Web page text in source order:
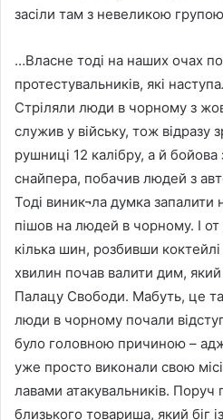
засіли там з невеликою
…Власне тоді на наших очах
протестувальників, які
Стріляли люди в чорному з
служив у війську, тож відразу
рушниці 12 калібру, а й
снайпера, побачив людей з
Тоді виник¬ла думка
пішов на людей в чорному. І
кілька шин, розбивши
хвилин почав валити дим, який
Палацу Свободи. Мабуть, це
люди в чорному почали
було головною причиною –
уже просто виконали свою
лавами атакувальників.
близького товариша, який біг